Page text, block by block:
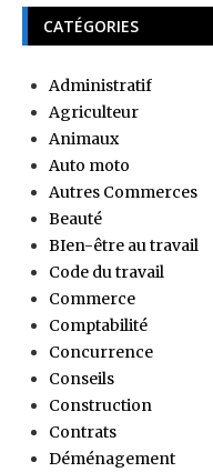
CATÉGORIES
Administratif
Agriculteur
Animaux
Auto moto
Autres Commerces
Beauté
BIen-être au travail
Code du travail
Commerce
Comptabilité
Concurrence
Conseils
Construction
Contrats
Déménagement